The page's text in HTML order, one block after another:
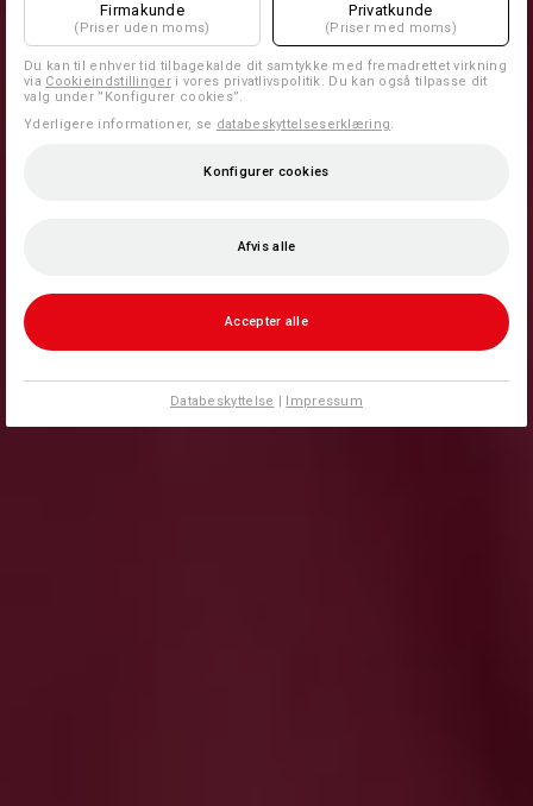
Firmakunde
(Priser uden moms)
Privatkunde
(Priser med moms)
Du kan til enhver tid tilbagekalde dit samtykke med fremadrettet virkning
via Cookieindstillingeri vores privatlivspolitik. Du kan også tilpasse dit
valg under ”Konfigurer cookies”.
Yderligere informationer, se databeskyttelseserklæring.
Konfigurer cookies
Afvis alle
Accepter alle
Databeskyttelse | Impressum